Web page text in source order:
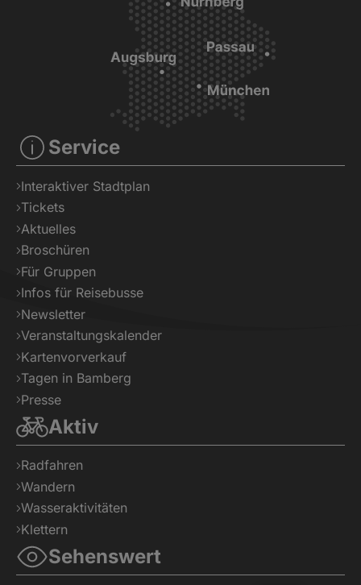
Service
Interaktiver Stadtplan
Tickets
Aktuelles
Broschüren
Für Gruppen
Infos für Reisebusse
Newsletter
Veranstaltungskalender
Kartenvorverkauf
Tagen in Bamberg
Presse
Aktiv
Radfahren
Wandern
Wasseraktivitäten
Klettern
Sehenswert